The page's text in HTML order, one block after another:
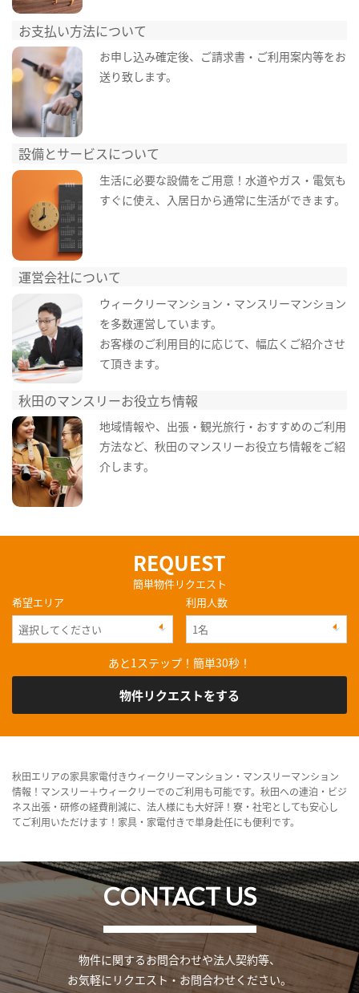
お支払い方法について
お申し込み確定後、ご請求書・ご利用案内等をお
送り致します。
設備とサービスについて
生活に必要な設備をご用意！水道やガス・電気も
すぐに使え、入居日から通常に生活ができます。
運営会社について
ウィークリーマンション・マンスリーマンション
を多数運営しています。
お客様のご利用目的に応じて、幅広くご紹介させ
て頂きます。
秋田のマンスリーお役立ち情報
地域情報や、出張・観光旅行・おすすめのご利用
方法など、秋田のマンスリーお役立ち情報をご紹
介します。
REQUEST
簡単物件リクエスト
希望エリア
利用人数
あと1ステップ！簡単30秒！
物件リクエストをする
秋田エリアの家具家電付きウィークリーマンション・マンスリーマンション
情報！マンスリー＋ウィークリーでのご利用も可能です。秋田への連泊・ビジ
ネス出張・研修の経費削減に、法人様にも大好評！寮・社宅としても安心し
てご利用いただけます！家具・家電付きで単身赴任にも便利です。
CONTACT US
物件に関するお問合わせや法人契約等、
お気軽にリクエスト・お問合わせください。